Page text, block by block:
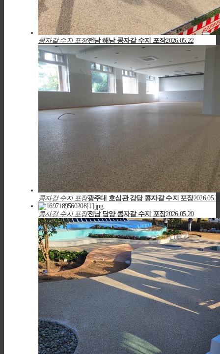
블
로
그
콩자갈 수지 포장전남 해남 콩자갈 수지 포장2026.05.22
콩자갈 수지 포장광주대 호심관 강당 콩자갈 수지 포장
콩자갈 수지 포장전남 담양 콩자갈 수지 포장2026.05.20